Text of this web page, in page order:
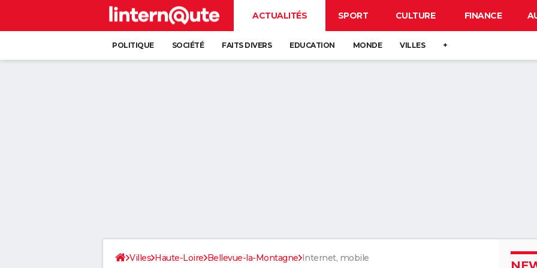
ACTUALITÉS SPORT CULTURE FINANCE
POLITIQUE SOCIÉTÉ FAITS DIVERS EDUCATION MONDE VILLES +
Villes Haute-Loire Bellevue-la-Montagne Internet, mobile